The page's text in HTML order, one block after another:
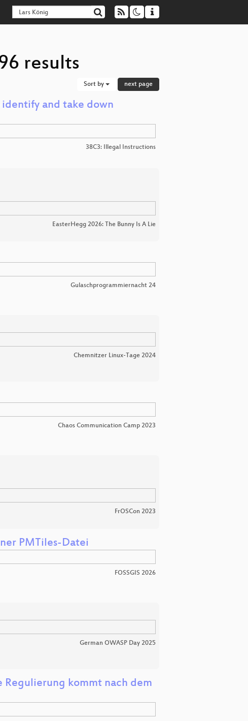
results
Sort by next page
and take down
38C3: Illegal Instructions
EasterHegg 2026: The Bunny Is A Lie
Gulaschprogrammiernacht 24
Chemnitzer Linux-Tage 2024
Chaos Communication Camp 2023
FrOSCon 2023
PMTiles-Datei
FOSSGIS 2026
German OWASP Day 2025
Regulierung kommt nach dem